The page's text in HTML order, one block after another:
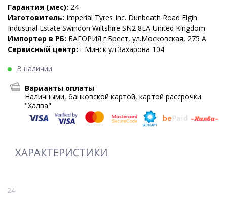
Гарантия (мес): 24
Изготовитель: Imperial Tyres Inc. Dunbeath Road Elgin
Industrial Estate Swindon Wiltshire SN2 8EA United Kingdom
Импортер в РБ: БАГОРИЯ г.Брест, ул.Московская, 275 А
Сервисный центр: г.Минск ул.Захарова 104
В наличии
Варианты оплаты
Наличными, банковской картой, картой рассрочки
"Халва"
ХАРАКТЕРИСТИКИ
24